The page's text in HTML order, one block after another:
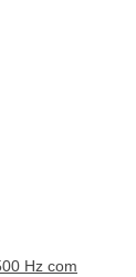
Hz com